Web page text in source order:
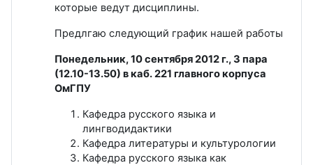
которые ведут дисциплины.
Предлгаю следующий график нашей работы
Понедельник, 10 сентября 2012 г., 3 пара
(12.10-13.50) в каб. 221 главного корпуса
ОмГПУ
Кафедра русского языка и
лингводидактики
Кафедра литературы и культурологии
Кафедра русского языка как